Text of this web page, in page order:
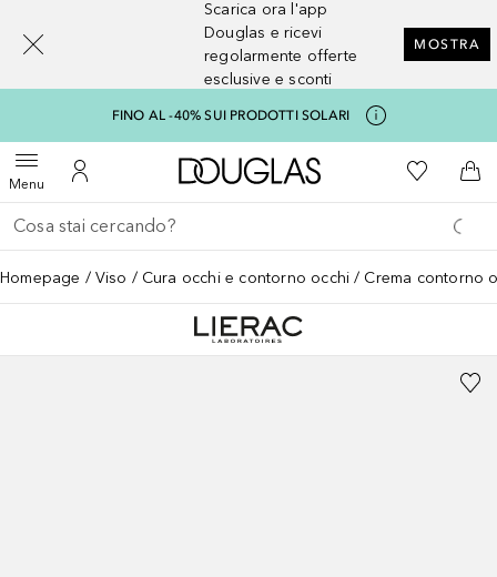
Scarica ora l'app
Douglas e ricevi
regolarmente offerte
esclusive e sconti
MOSTRA
FINO AL -40% SUI PRODOTTI SOLARI
MenuApri menuAl Mio Account
A Douglas HomeAlla Mia
Al
Torna indietro
Esegui ricerca
Homepage Viso Cura occhi e contorno occhi Crema contorno
[navigation.slideout.screenreader]